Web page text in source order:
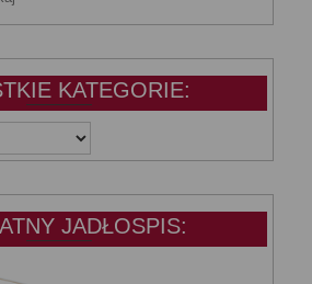
KATEGORIE:
JADŁOSPIS: